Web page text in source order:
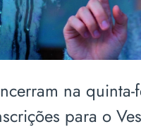
Abertas inscrições
Vestibular de